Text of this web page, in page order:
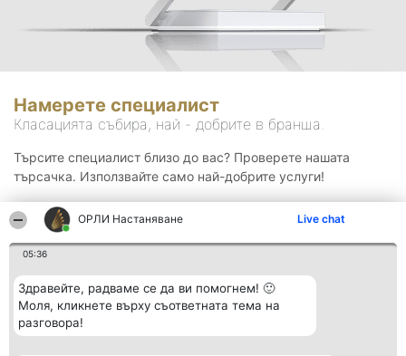
ОРЛИ Настаняване Live chat
05:36
Здравейте, радваме се да ви помогнем! 🙂
Моля, кликнете върху съответната тема на
разговора!
Намерете специалист
Класацията събира, най - добрите в бранша.
Търсите специалист близо до вас? Проверете нашата
търсачка. Използвайте само най-добрите услуги!